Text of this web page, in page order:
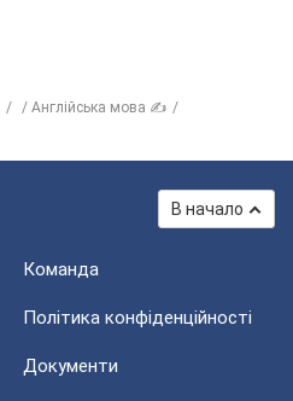
Англійська мова ✍
В начало
Команда
Політика конфіденційності
Документи